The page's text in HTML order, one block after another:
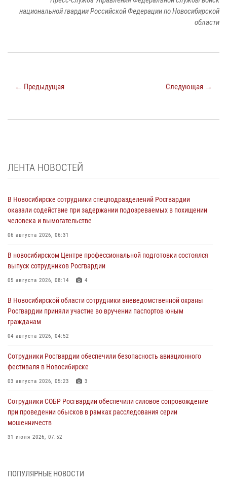
национальной гвардии Российской Федерации по Новосибирской
области
← Предыдущая Следующая →
ЛЕНТА НОВОСТЕЙ
В Новосибирске сотрудники спецподразделений Росгвардии
оказали содействие при задержании подозреваемых в похищении
человека и вымогательстве
06 августа 2026, 06:31
В новосибирском Центре профессиональной подготовки состоялся
выпуск сотрудников Росгвардии
05 августа 2026, 08:14 4
В Новосибирской области сотрудники вневедомственной охраны
Росгвардии приняли участие во вручении паспортов юным
гражданам
04 августа 2026, 04:52
Сотрудники Росгвардии обеспечили безопасность авиационного
фестиваля в Новосибирске
03 августа 2026, 05:23 3
Сотрудники СОБР Росгвардии обеспечили силовое сопровождение
при проведении обысков в рамках расследования серии
мошенничеств
31 июля 2026, 07:52
ПОПУЛЯРНЫЕ НОВОСТИ